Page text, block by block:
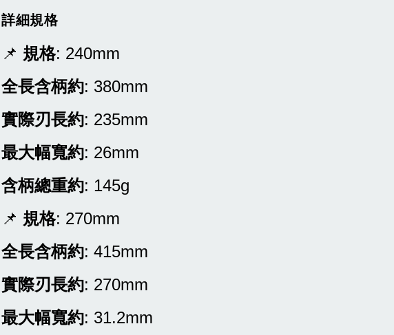
詳細規格
📌 規格: 240mm
全長含柄約: 380mm
實際刃長約: 235mm
最大幅寬約: 26mm
含柄總重約: 145g
📌 規格: 270mm
全長含柄約: 415mm
實際刃長約: 270mm
最大幅寬約: 31.2mm